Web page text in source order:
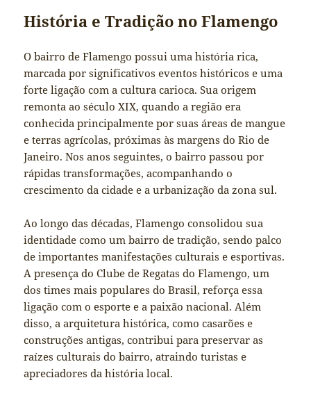
História e Tradição no Flamengo
O bairro de Flamengo possui uma história rica,
marcada por significativos eventos históricos e uma
forte ligação com a cultura carioca. Sua origem
remonta ao século XIX, quando a região era
conhecida principalmente por suas áreas de mangue
e terras agrícolas, próximas às margens do Rio de
Janeiro. Nos anos seguintes, o bairro passou por
rápidas transformações, acompanhando o
crescimento da cidade e a urbanização da zona sul.
Ao longo das décadas, Flamengo consolidou sua
identidade como um bairro de tradição, sendo palco
de importantes manifestações culturais e esportivas.
A presença do Clube de Regatas do Flamengo, um
dos times mais populares do Brasil, reforça essa
ligação com o esporte e a paixão nacional. Além
disso, a arquitetura histórica, como casarões e
construções antigas, contribui para preservar as
raízes culturais do bairro, atraindo turistas e
apreciadores da história local.